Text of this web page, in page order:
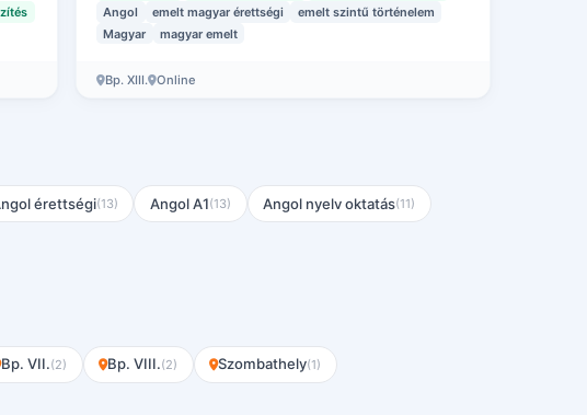
Angol
emelt magyar érettségi
emelt szintű történelem
Magyar
magyar emelt
Bp. XIII. Online
érettségi(13) Angol A1(13) Angol nyelv oktatás(11)
Bp. VII.(2) Bp. VIII.(2) Szombathely(1)